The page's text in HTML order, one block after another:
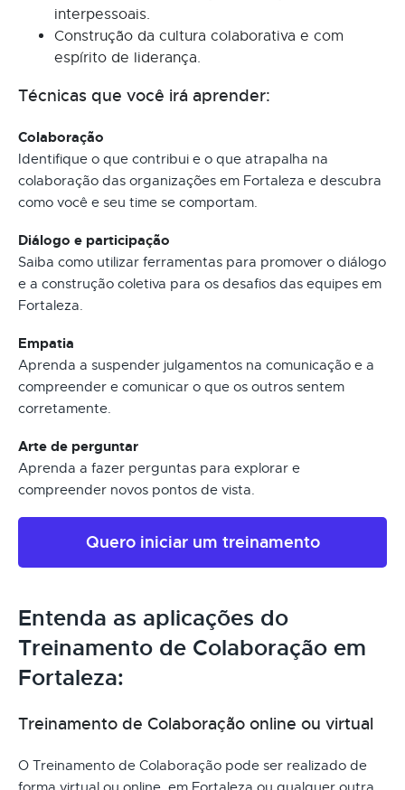
interpessoais.
Construção da cultura colaborativa e com
espírito de liderança.
Técnicas que você irá aprender:
Colaboração
Identifique o que contribui e o que atrapalha na
colaboração das organizações em Fortaleza e descubra
como você e seu time se comportam.
Diálogo e participação
Saiba como utilizar ferramentas para promover o diálogo
e a construção coletiva para os desafios das equipes em
Fortaleza.
Empatia
Aprenda a suspender julgamentos na comunicação e a
compreender e comunicar o que os outros sentem
corretamente.
Arte de perguntar
Aprenda a fazer perguntas para explorar e
compreender novos pontos de vista.
Quero iniciar um treinamento
Entenda as aplicações do
Treinamento de Colaboração em
Fortaleza:
Treinamento de Colaboração online ou virtual
O Treinamento de Colaboração pode ser realizado de